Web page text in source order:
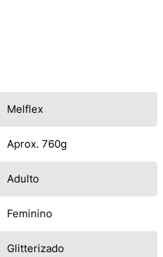
Melflex
Aprox. 760g
Adulto
Feminino
Glitterizado